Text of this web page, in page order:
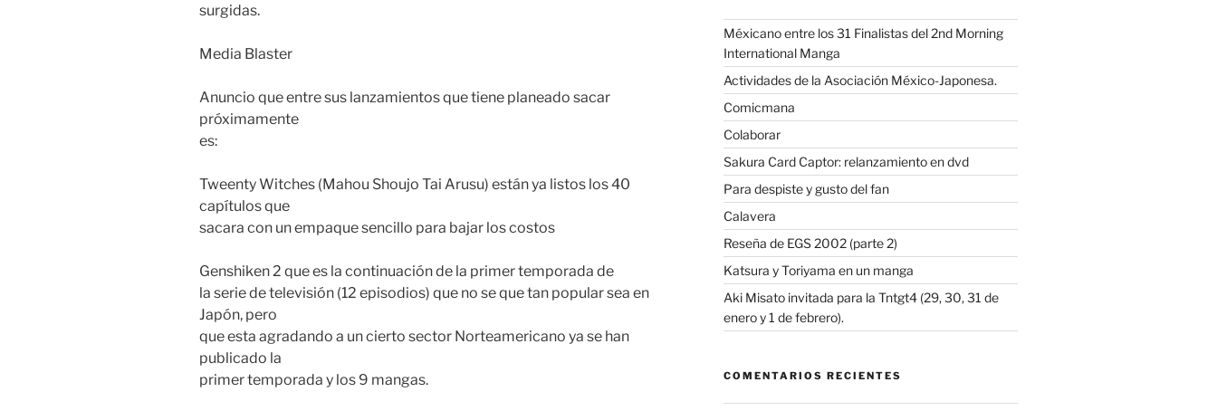
surgidas.
Media Blaster
Anuncio que entre sus lanzamientos que tiene planeado sacar
próximamente
es:
Tweenty Witches (Mahou Shoujo Tai Arusu) están ya listos los 40
capítulos que
sacara con un empaque sencillo para bajar los costos
Genshiken 2 que es la continuación de la primer temporada de
la serie de televisión (12 episodios) que no se que tan popular sea en
Japón, pero
que esta agradando a un cierto sector Norteamericano ya se han
publicado la
primer temporada y los 9 mangas.
Méxicano entre los 31 Finalistas del 2nd Morning
International Manga
Actividades de la Asociación México-Japonesa.
Comicmana
Colaborar
Sakura Card Captor: relanzamiento en dvd
Para despiste y gusto del fan
Calavera
Reseña de EGS 2002 (parte 2)
Katsura y Toriyama en un manga
Aki Misato invitada para la Tntgt4 (29, 30, 31 de
enero y 1 de febrero).
COMENTARIOS RECIENTES